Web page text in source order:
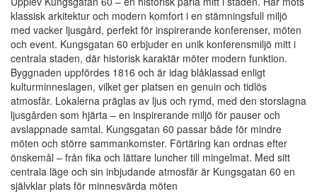
klassisk arkitektur och modern komfort i en stämningsfull miljö
med vacker ljusgård, perfekt för inspirerande konferenser, möten
och event. Kungsgatan 60 erbjuder en unik konferensmiljö mitt i
centrala staden, där historisk karaktär möter modern funktion.
Byggnaden uppfördes 1816 och är idag blåklassad enligt
kulturminneslagen, vilket ger platsen en genuin och tidlös
atmosfär. Lokalerna präglas av ljus och rymd, med den storslagna
ljusgården som hjärta – en inspirerande miljö för pauser och
avslappnade samtal. Kungsgatan 60 passar både för mindre
möten och större sammankomster. Förtäring kan ordnas efter
önskemål – från fika och lättare luncher till mingelmat. Med sitt
centrala läge och sin inbjudande atmosfär är Kungsgatan 60 en
självklar plats för minnesvärda möten